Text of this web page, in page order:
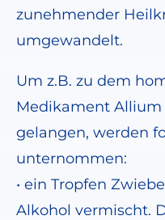
zunehmender
umgewandelt.
Um z.B. zu dem
Medikament Allium
gelangen, werden
unternommen:
• ein Tropfen
Alkohol vermischt.